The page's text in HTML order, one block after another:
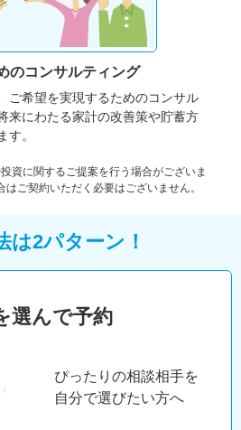
のコンサルティング
ご希望を実現するためのコンサル
来にわたる家計の改善策や貯蓄方
。
資に関するご提案を行う場合がございま
ご契約いただく必要はございません。
は2パターン！
選んで予約
ぴったりの相談相手を
自分で選びたい方へ